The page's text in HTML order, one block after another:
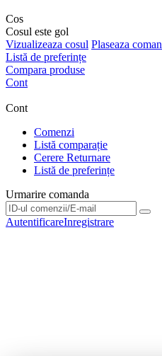
Cos
Cosul este gol
Vizualizeaza cosul Plaseaza
Listă de preferințe
Compara produse
Cont
Cont
Comenzi
Listă comparație
Cerere Returnare
Listă de preferințe
Urmarire comanda
Urmarire comanda
AutentificareInregistrare